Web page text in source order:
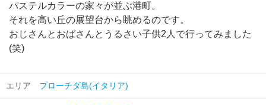
パステルカラーの家々が並ぶ港町。
それを高い丘の展望台から眺めるのです。
おじさんとおばさんとうるさい子供2人で行ってみました
(笑)
エリア プローチダ島(イタリア)